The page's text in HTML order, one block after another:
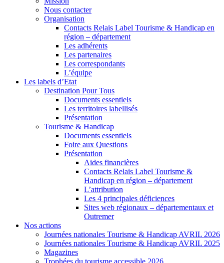
Nous contacter
Organisation
Contacts Relais Label Tourisme & Handicap en
région – département
Les adhérents
Les partenaires
Les correspondants
L’équipe
Les labels d’Etat
Destination Pour Tous
Documents essentiels
Les territoires labellisés
Présentation
Tourisme & Handicap
Documents essentiels
Foire aux Questions
Présentation
Aides financières
Contacts Relais Label Tourisme &
Handicap en région – département
L’attribution
Les 4 principales déficiences
Sites web régionaux – départementaux et
Outremer
Nos actions
Journées nationales Tourisme & Handicap AVRIL 2026
Journées nationales Tourisme & Handicap AVRIL 2025
Magazines
Trophées du tourisme accessible 2026